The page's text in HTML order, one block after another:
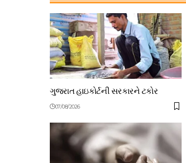
ગુજરાત હાઇકોર્ટની સરકારને ટકોર
07/08/2026